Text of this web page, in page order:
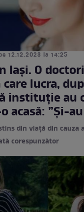
12.12.2023 la 14:25
Iași. O
lucra,
instituție au
acasă: ”Și-
din viață din cauza
corespunzător